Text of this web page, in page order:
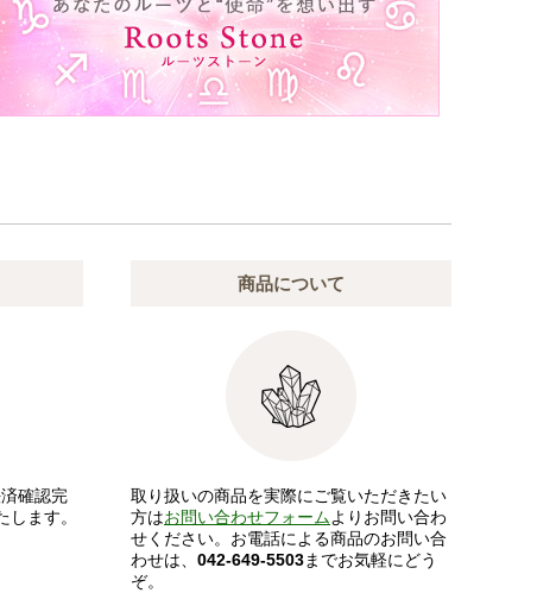
確認完
ます。
商品について
取り扱いの商品を実際にご覧いただきたい
方はお問い合わせフォームよりお問い合わ
せください。お電話による商品のお問い合
わせは、 042-649-5503までお気軽にどう
ぞ。